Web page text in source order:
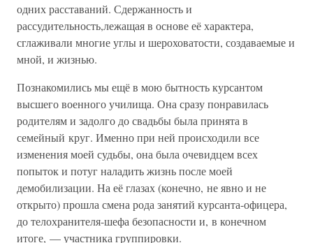
одних расставаний. Сдержанность и
рассудительность,лежащая в основе её характера,
сглаживали многие углы и шероховатости, создаваемые и
мной, и жизнью.
Познакомились мы ещё в мою бытность курсантом
высшего военного училища. Она сразу понравилась
родителям и задолго до свадьбы была принята в
семейный круг. Именно при ней происходили все
изменения моей судьбы, она была очевидцем всех
попыток и потуг наладить жизнь после моей
демобилизации. На её глазах (конечно, не явно и не
открыто) прошла смена рода занятий курсанта-офицера,
до телохранителя-шефа безопасности и, в конечном
итоге, — участника группировки.